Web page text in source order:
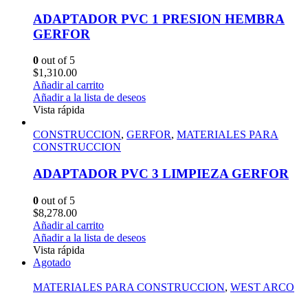
ADAPTADOR PVC 1 PRESION HEMBRA
GERFOR
0 out of 5
$1,310.00
Añadir al carrito
Añadir a la lista de deseos
Vista rápida
CONSTRUCCION, GERFOR, MATERIALES PARA
CONSTRUCCION
ADAPTADOR PVC 3 LIMPIEZA GERFOR
0 out of 5
$8,278.00
Añadir al carrito
Añadir a la lista de deseos
Vista rápida
Agotado
MATERIALES PARA CONSTRUCCION, WEST ARCO